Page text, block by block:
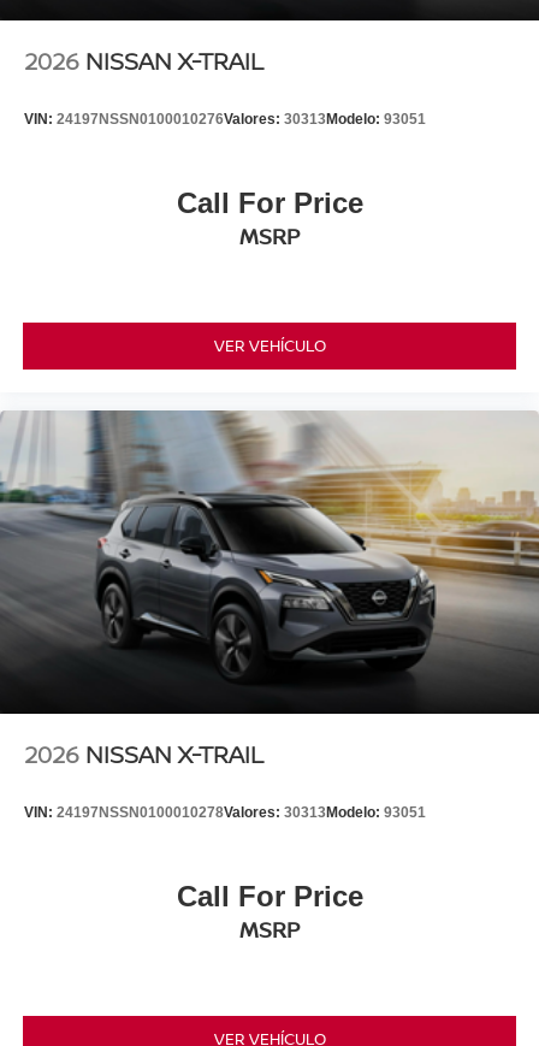
2026 NISSAN X-TRAIL
VIN: 24197NSSN0100010276Valores: 30313Modelo: 93051
Call For Price
MSRP
VER VEHÍCULO
2026 NISSAN X-TRAIL
VIN: 24197NSSN0100010278Valores: 30313Modelo: 93051
Call For Price
MSRP
VER VEHÍCULO